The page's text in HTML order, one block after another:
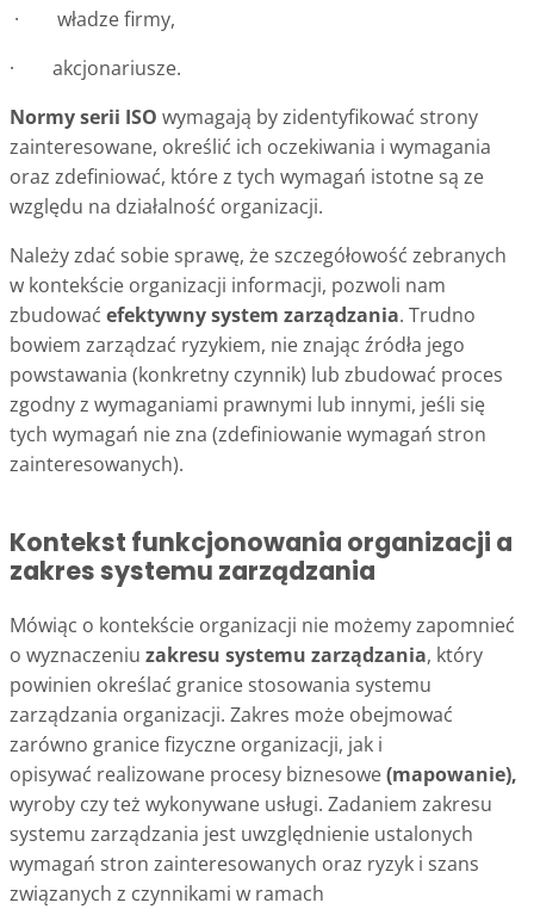
· władze firmy,
· akcjonariusze.
Normy serii ISO wymagają by zidentyfikować strony
zainteresowane, określić ich oczekiwania i wymagania
oraz zdefiniować, które z tych wymagań istotne są ze
względu na działalność organizacji.
Należy zdać sobie sprawę, że szczegółowość zebranych
w kontekście organizacji informacji, pozwoli nam
zbudować efektywny system zarządzania. Trudno
bowiem zarządzać ryzykiem, nie znając źródła jego
powstawania (konkretny czynnik) lub zbudować proces
zgodny z wymaganiami prawnymi lub innymi, jeśli się
tych wymagań nie zna (zdefiniowanie wymagań stron
zainteresowanych).
Kontekst funkcjonowania organizacji a
zakres systemu zarządzania
Mówiąc o kontekście organizacji nie możemy zapomnieć
o wyznaczeniu zakresu systemu zarządzania, który
powinien określać granice stosowania systemu
zarządzania organizacji. Zakres może obejmować
zarówno granice fizyczne organizacji, jak i
opisywać realizowane procesy biznesowe(mapowanie),
wyroby czy też wykonywane usługi. Zadaniem zakresu
systemu zarządzania jest uwzględnienie ustalonych
wymagań stron zainteresowanych oraz ryzyk i szans
związanych z czynnikami w ramach